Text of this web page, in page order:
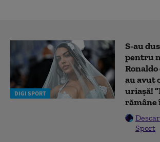
DIGI SPORT
S-au
pentru
au avut
uriașă!
rămâne
Sport